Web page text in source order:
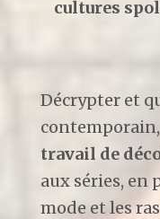
cultures
Décrypter et
contemporain,
travail de
aux séries, en
mode et les